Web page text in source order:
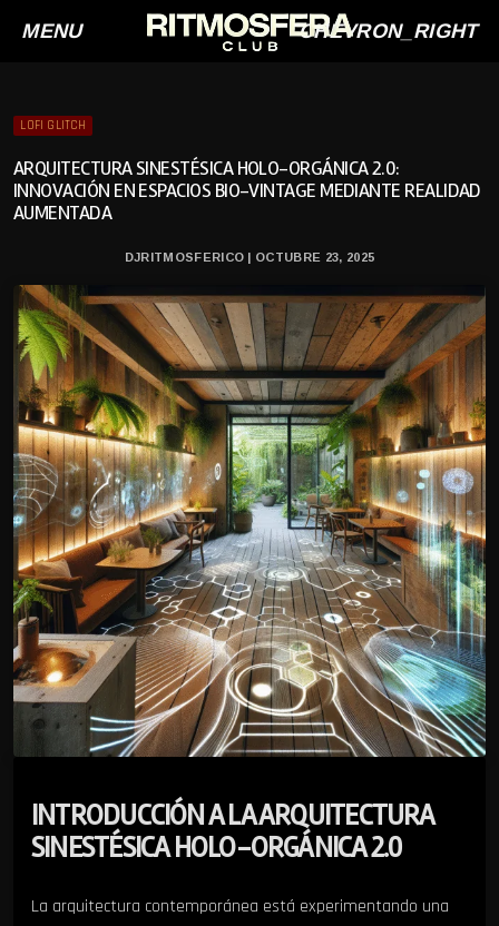
MENU CHEVRON_RIGHT
LOFI GLITCH
ARQUITECTURA SINESTÉSICA HOLO-ORGÁNICA 2.0:
INNOVACIÓN EN ESPACIOS BIO-VINTAGE MEDIANTE REALIDAD
AUMENTADA
DJRITMOSFERICO | OCTUBRE 23, 2025
INTRODUCCIÓN A LA ARQUITECTURA
SINESTÉSICA HOLO-ORGÁNICA 2.0
La arquitectura contemporánea está experimentando una